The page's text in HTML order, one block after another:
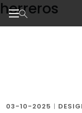
Skip
to
the
herreros
03-10-2025 |